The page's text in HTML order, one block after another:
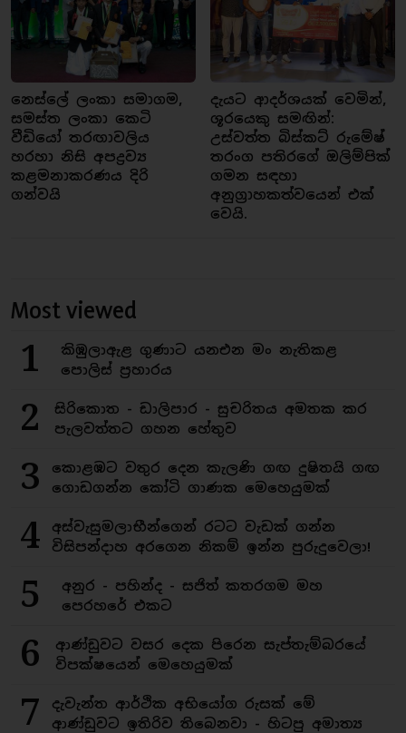
නෙස්ලේ ලංකා සමාගම,
සමස්ත ලංකා කෙටි
වීඩියෝ තරඟාවලිය
හරහා නිසි අපද්‍රව්‍ය
කළමනාකරණය දිරි
ගන්වයි
දැයට ආදර්ශයක් වෙමින්,
ශූරයෙකු සමඟින්:
උස්වත්ත බිස්කට් රුමේෂ්
තරංග පතිරගේ ඔලිම්පික්
ගමන සඳහා
අනුග්‍රාහකත්වයෙන් එක්
වෙයි.
Most viewed
1
කිඹුලාඇළ ගුණාට යනඑන මං නැතිකළ
පොලිස් ප්‍රහාරය
2
සිරිකොත - ඩාලිපාර - සුචරිතය අමතක කර
පැලවත්තට ගහන හේතුව
3
කොළඹට වතුර දෙන කැලණි ගඟ දුෂිතයි ගඟ
ගොඩගන්න කෝටි ගාණක මෙහෙයුමක්
4
අස්වැසුමලාභීන්ගෙන් රටට වැඩක් ගන්න
විසිපන්දාහ අරගෙන නිකම් ඉන්න පුරුදුවෙලා!
5
අනුර - පහින්ද - සජිත් කතරගම මහ
පෙරහරේ එකට
6
ආණ්ඩුවට වසර දෙක පිරෙන සැප්තැම්බරයේ
විපක්ෂයෙන් මෙහෙයුමක්
7
දැවැන්ත ආර්ථික අභියෝග රුසක් මේ
ආණ්ඩුවට ඉතිරිව තිබෙනවා - හිටපු අමාත්‍ය